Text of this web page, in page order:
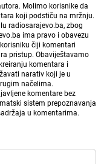
Molimo korisnike da
koji podstiču na mržnju.
radiosarajevo.ba, zbog
ima pravo i obavezu
čiji komentari
pristup. Obaviještavamo
komentara i
narativ koji je u
načelima.
komentare bez
sistem prepoznavanja
u komentarima.